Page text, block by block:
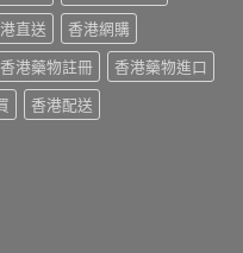
直送
香港網購
香港藥物註冊
香港藥物進口
香港配送